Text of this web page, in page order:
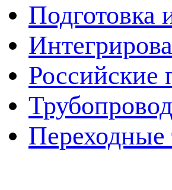
Подготовка
Российские
Переходные